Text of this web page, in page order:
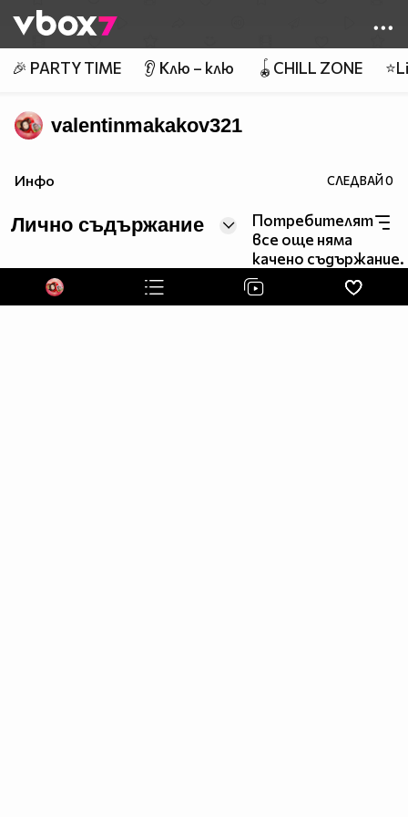
👾
🎉 PARTY TIME 👂 Клю – клю 🪀CHILL ZONE
valentinmakakov321
Инфо СЛЕДВАЙ0
Лично съдържание
Потребителят
все още няма
качено съдържание.